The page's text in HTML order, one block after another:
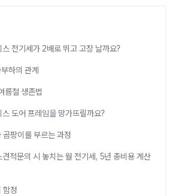
전기세가 2배로 뛰고 고장 날까요?
하의 관계
름철 생존법
도어 프레임을 망가뜨릴까요?
곰팡이를 부르는 과정
적문의 시 놓치는 월 전기세, 5년 총비용 계산
함정